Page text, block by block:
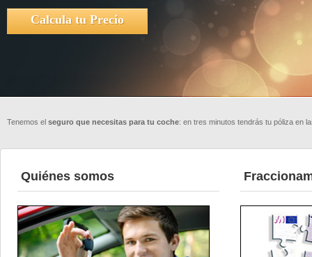
Calcula tu Precio
Calcula tu Precio
Tenemos el seguro que necesitas para tu coche: en tres minutos tendrás tu póliza en
Quiénes somos